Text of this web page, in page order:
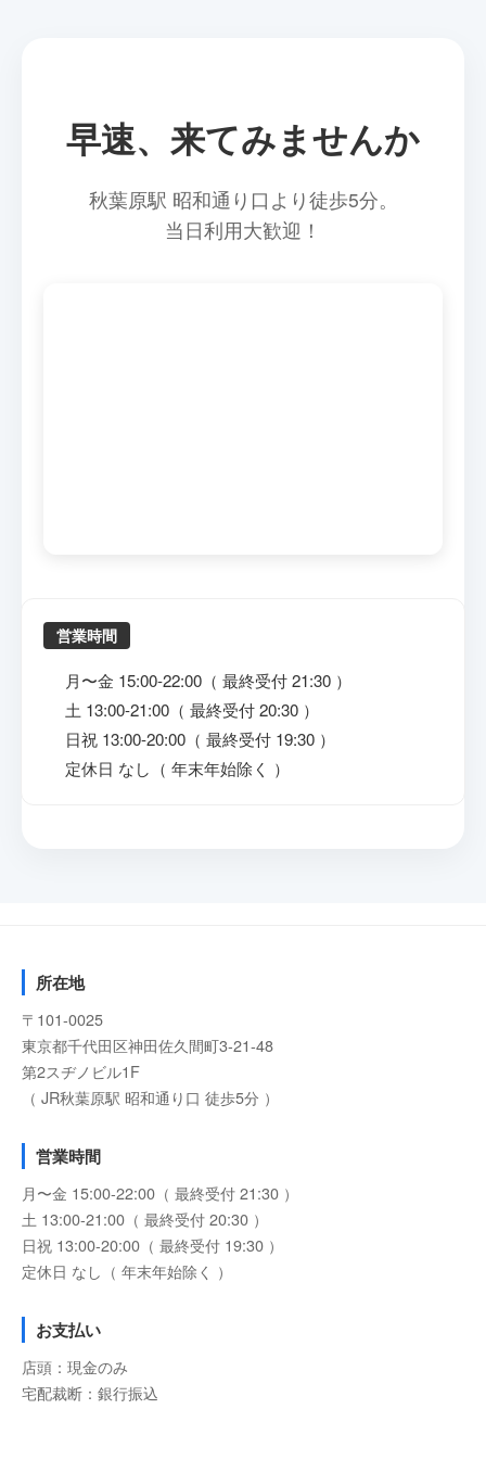
早速、来てみませんか
秋葉原駅 昭和通り口より徒歩5分。
当日利用大歓迎！
営業時間
月〜金 15:00-22:00（ 最終受付 21:30 ）
土 13:00-21:00（ 最終受付 20:30 ）
日祝 13:00-20:00（ 最終受付 19:30 ）
定休日 なし（ 年末年始除く ）
所在地
〒101-0025
東京都千代田区神田佐久間町3-21-48
第2スヂノビル1F
（ JR秋葉原駅 昭和通り口 徒歩5分 ）
営業時間
月〜金 15:00-22:00（ 最終受付 21:30 ）
土 13:00-21:00（ 最終受付 20:30 ）
日祝 13:00-20:00（ 最終受付 19:30 ）
定休日 なし（ 年末年始除く ）
お支払い
店頭：現金のみ
宅配裁断：銀行振込